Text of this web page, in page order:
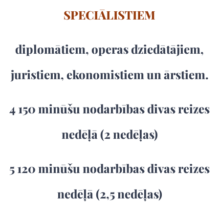
SPECIĀLISTIEM
diplomātiem, operas dziedātājiem,
juristiem, ekonomistiem un ārstiem.
4 150 minūšu nodarbības divas reizes
nedēļā (2 nedēļas)
5 120 minūšu nodarbības divas reizes
nedēļā (2,5 nedēļas)